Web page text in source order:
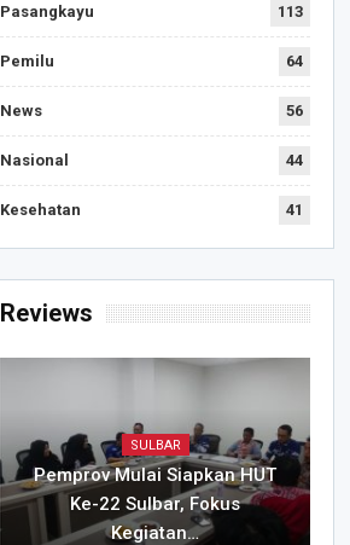
Pasangkayu 113
Pemilu 64
News 56
Nasional 44
Kesehatan 41
Reviews
SULBAR
Pemprov Mulai Siapkan HUT
Ke-22 Sulbar, Fokus
Kegiatan…